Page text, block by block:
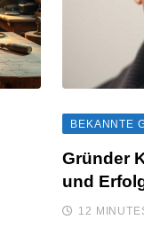
BEKANNTE
Gründer
und
12